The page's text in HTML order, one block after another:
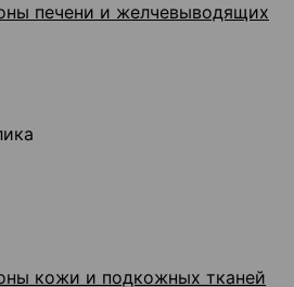
печени и желчевыводящих
кожи и подкожных тканей